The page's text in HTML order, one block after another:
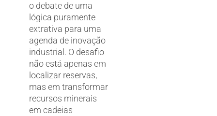
o debate de uma
lógica puramente
extrativa para uma
agenda de inovação
industrial. O desafio
não está apenas em
localizar reservas,
mas em transformar
recursos minerais
em cadeias